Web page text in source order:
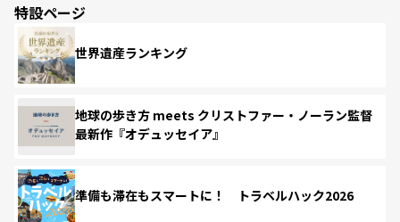
特設ページ
世界遺産ランキング
地球の歩き方 meets クリストファー・ノーラン監督
最新作『オデュッセイア』
準備も滞在もスマートに！ トラベルハック2026